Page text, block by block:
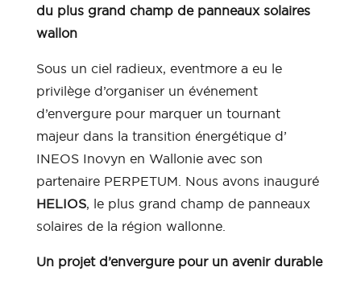
du plus grand champ de panneaux solaires
wallon
Sous un ciel radieux, eventmore a eu le
privilège d’organiser un événement
d’envergure pour marquer un tournant
majeur dans la transition énergétique d’
INEOS Inovyn en Wallonie avec son
partenaire PERPETUM. Nous avons inauguré
HELIOS, le plus grand champ de panneaux
solaires de la région wallonne.
Un projet d’envergure pour un avenir durable